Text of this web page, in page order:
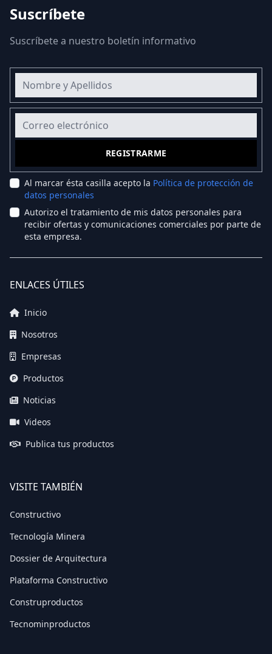
Suscríbete
Suscríbete a nuestro boletín informativo
Nombre y Apellidos
Correo electrónico
REGISTRARME
Al marcar ésta casilla acepto la Política de protección de
datos personales
Autorizo el tratamiento de mis datos personales para
recibir ofertas y comunicaciones comerciales por parte de
esta empresa.
ENLACES ÚTILES
Inicio
Nosotros
Empresas
Productos
Noticias
Videos
Publica tus productos
VISITE TAMBIÉN
Constructivo
Tecnología Minera
Dossier de Arquitectura
Plataforma Constructivo
Construproductos
Tecnominproductos